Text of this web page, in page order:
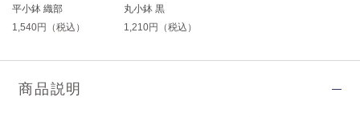
平小鉢 織部
1,540円（税込）
丸小鉢 黒
1,210円（税込）
商品説明